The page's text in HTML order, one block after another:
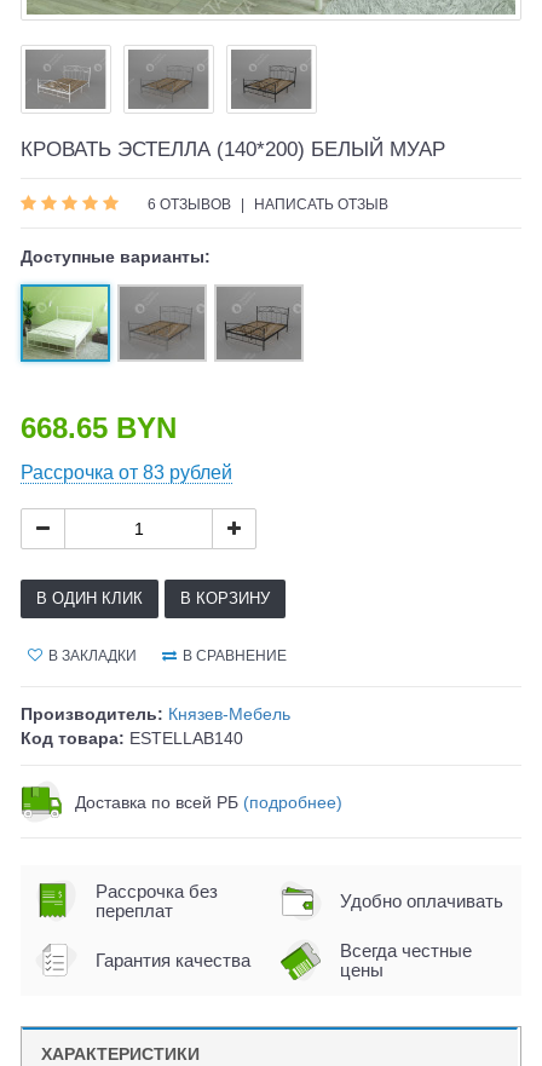
КРОВАТЬ ЭСТЕЛЛА (140*200) БЕЛЫЙ МУАР
6 ОТЗЫВОВ НАПИСАТЬ ОТЗЫВ
Доступные варианты:
668.65 BYN
Рассрочка от 83 рублей
В ОДИН КЛИК В КОРЗИНУ
В ЗАКЛАДКИ В СРАВНЕНИЕ
Производитель: Князев-Мебель
Код товара: ESTELLAB140
Доставка по всей РБ (подробнее)
Рассрочка без
переплат
Удобно оплачивать
Гарантия качества
Всегда честные
цены
ХАРАКТЕРИСТИКИ